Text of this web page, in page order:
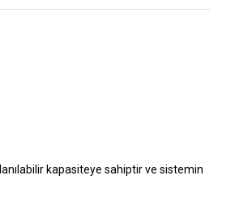
kapasiteye sahiptir ve sistemin